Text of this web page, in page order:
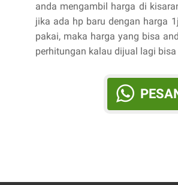
anda mengambil harga di
jika ada hp baru dengan harga
pakai, maka harga yang bisa
perhitungan kalau dijual lagi